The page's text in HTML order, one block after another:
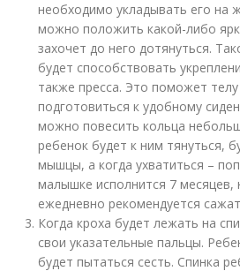
необходимо укладывать его на
можно положить какой-либо
захочет до него дотянуться.
будет способствовать
также пресса. Это поможет
подготовиться к удобному
можно повесить кольца
ребенок будет к ним тянуться,
мышцы, а когда ухватиться –
малышке исполнится 7 месяцев,
ежедневно рекомендуется
Когда кроха будет лежать на
свои указательные пальцы.
будет пытаться сесть. Спинка